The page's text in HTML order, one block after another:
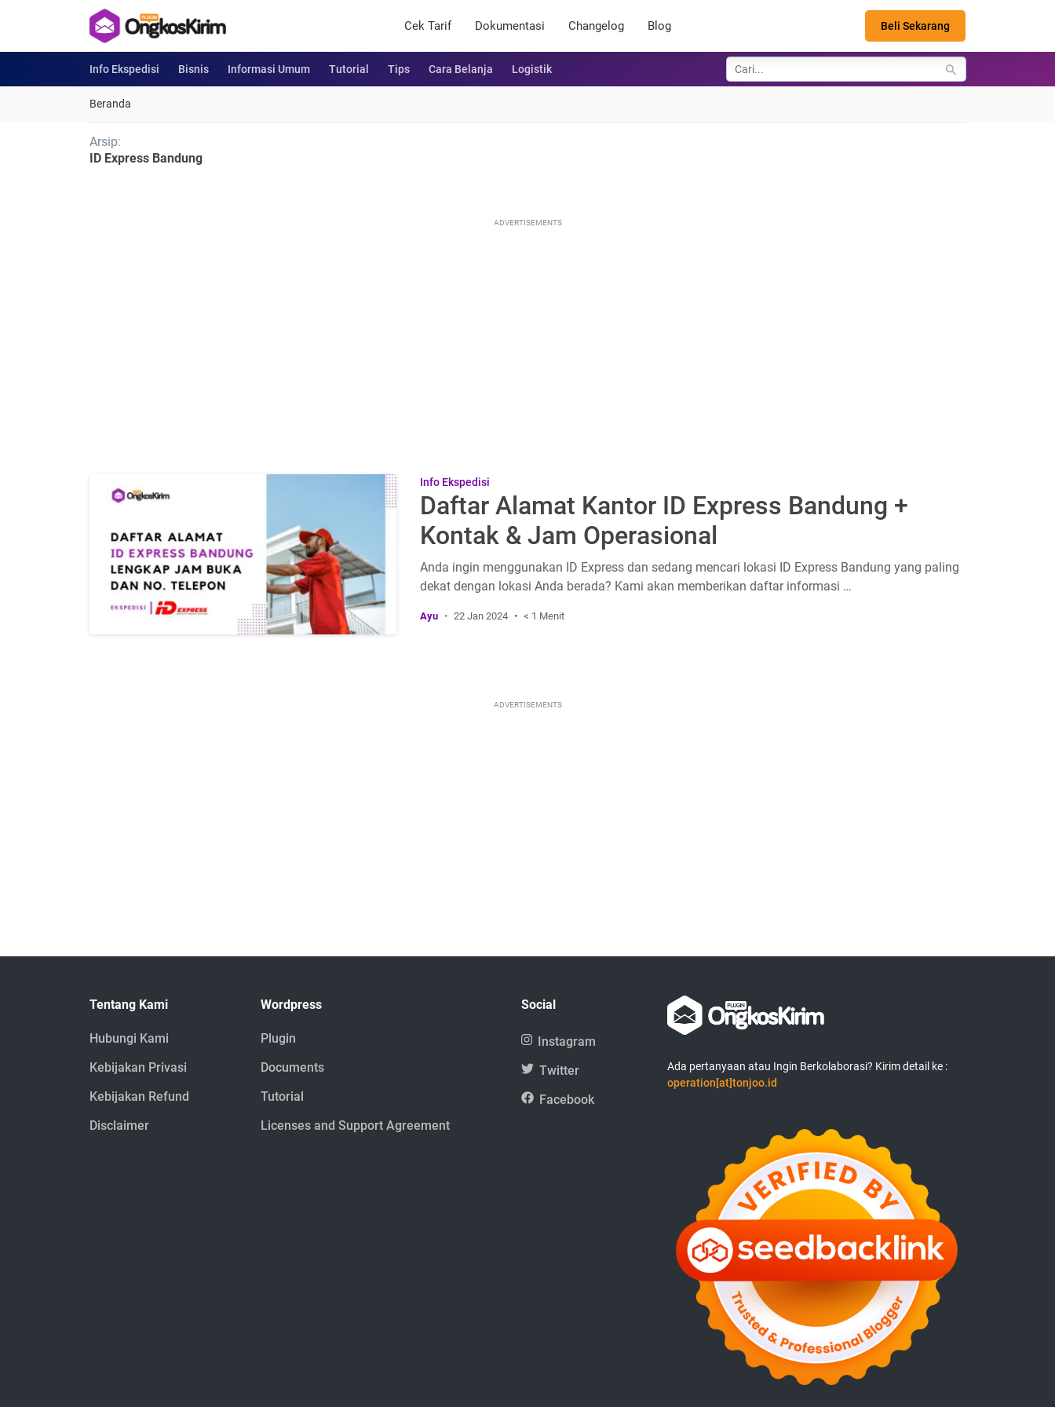
Cek Tarif Dokumentasi Changelog Blog Beli Sekarang
Info Ekspedisi Bisnis Informasi Umum Tutorial Tips Cara Belanja Logistik
Beranda
Arsip:
ID Express Bandung
ADVERTISEMENTS
Info Ekspedisi
Daftar Alamat Kantor ID Express Bandung +
Kontak & Jam Operasional
Anda ingin menggunakan ID Express dan sedang mencari lokasi ID Express Bandung yang paling
dekat dengan lokasi Anda berada? Kami akan memberikan daftar informasi …
Ayu 22 Jan 2024 < 1 Menit
ADVERTISEMENTS
Tentang Kami
Hubungi Kami
Kebijakan Privasi
Kebijakan Refund
Disclaimer
Wordpress
Plugin
Documents
Tutorial
Licenses and Support Agreement
Social
Instagram
Twitter
Facebook
Ada pertanyaan atau Ingin Berkolaborasi? Kirim detail ke :
operation[at]tonjoo.id